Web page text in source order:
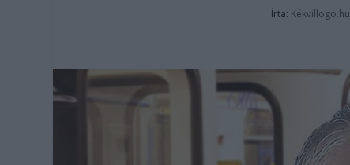
Írta: Kékvillogo.hu